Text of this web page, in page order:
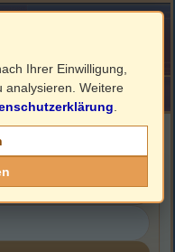
DVD Infos
Ihrer Einwilligung,
analysieren. Weitere